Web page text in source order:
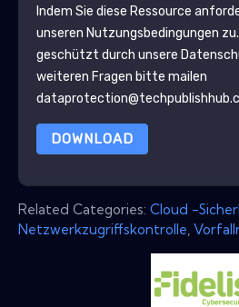
Indem Sie diese Ressource
unseren Nutzungsbedingungen
geschützt durch unsere
weiteren Fragen bitte mailen
DOWNLOAD
Related Categories: Cloud -
Netzwerkzugriffskontrolle